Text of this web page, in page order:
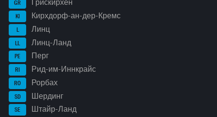
GR Грискирхен
KI Кирхдорф-ан-дер-Кремс
L Линц
LL Линц-Ланд
PE Перг
RI Рид-им-Иннкрайс
RO Рорбах
SD Шердинг
SE Штайр-Ланд